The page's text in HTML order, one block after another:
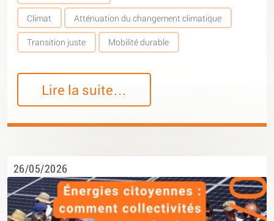
Climat Atténuation du changement climatique
Transition juste Mobilité durable
Lire la suite…
26/05/2026